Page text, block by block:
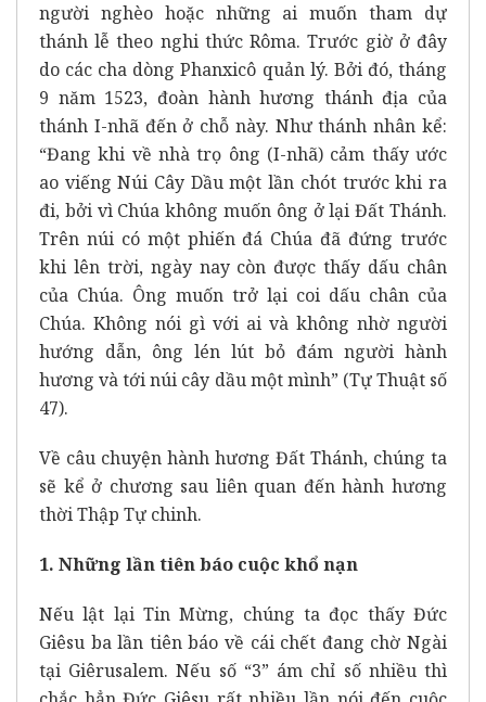
người nghèo hoặc những ai muốn tham dự
thánh lễ theo nghi thức Rôma. Trước giờ ở đây
do các cha dòng Phanxicô quản lý. Bởi đó, tháng
9 năm 1523, đoàn hành hương thánh địa của
thánh I-nhã đến ở chỗ này. Như thánh nhân kể:
“Đang khi về nhà trọ ông (I-nhã) cảm thấy ước
ao viếng Núi Cây Dầu một lần chót trước khi ra
đi, bởi vì Chúa không muốn ông ở lại Đất Thánh.
Trên núi có một phiến đá Chúa đã đứng trước
khi lên trời, ngày nay còn được thấy dấu chân
của Chúa. Ông muốn trở lại coi dấu chân của
Chúa. Không nói gì với ai và không nhờ người
hướng dẫn, ông lén lút bỏ đám người hành
hương và tới núi cây dầu một mình” (Tự Thuật số
47).
Về câu chuyện hành hương Đất Thánh, chúng ta
sẽ kể ở chương sau liên quan đến hành hương
thời Thập Tự chinh.
1. Những lần tiên báo cuộc khổ nạn
Nếu lật lại Tin Mừng, chúng ta đọc thấy Đức
Giêsu ba lần tiên báo về cái chết đang chờ Ngài
tại Giêrusalem. Nếu số “3” ám chỉ số nhiều thì